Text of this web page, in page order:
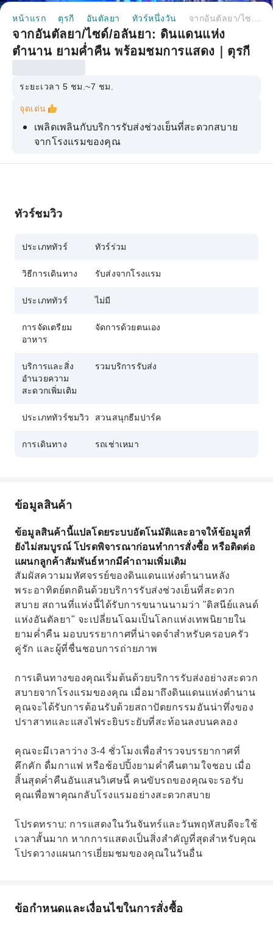
หน้าแรก ตุรกี อันตัลยา ทัวร์หนึ่งวัน
จากอันตัลยา/ไซด์/อลันยา: ดินแดนแห่ง
ตำนาน ยามค่ำคืน พร้อมชมการแสดง｜ตุรกี
ระยะเวลา 5 ชม.~7 ชม.
จุดเด่น
เพลิดเพลินกับบริการรับส่งช่วงเย็นที่สะดวกสบาย
จากโรงแรมของคุณ
สัมผัสบรรยากาศอันคึกคักของถนนช้อปปิ้งที่เต็มไป
ชอบ
ทัวร์ชมวิว
ประเภททัวร์ ทัวร์ร่วม
วิธีการเดินทาง รับส่งจากโรงแรม
ประเภททัวร์ ไม่มี
การจัดเตรียม
อาหาร
จัดการด้วยตนเอง
บริการและสิ่ง
อำนวยความ
สะดวกเพิ่มเติม
รวมบริการรับส่ง
ประเภททัวร์ชมวิว สวนสนุกธีมปาร์ค
การเดินทาง รถเช่าเหมา
ข้อมูลสินค้า
ข้อมูลสินค้านี้แปลโดยระบบอัตโนมัติและอาจให้ข้อมูลที่
ยังไม่สมบูรณ์ โปรดพิจารณาก่อนทำการสั่งซื้อ หรือติดต่อ
แผนกลูกค้าสัมพันธ์หากมีคำถามเพิ่มเติม
สัมผัสความมหัศจรรย์ของดินแดนแห่งตำนานหลัง
พระอาทิตย์ตกดินด้วยบริการรับส่งช่วงเย็นที่สะดวก
สบาย สถานที่แห่งนี้ได้รับการขนานนามว่า "ดิสนีย์แลนด์
แห่งอันตัลยา" จะเปลี่ยนโฉมเป็นโลกแห่งเทพนิยายใน
ยามค่ำคืน มอบบรรยากาศที่น่าจดจำสำหรับครอบครัว
คู่รัก และผู้ที่ชื่นชอบการถ่ายภาพ
การเดินทางของคุณเริ่มต้นด้วยบริการรับส่งอย่างสะดวก
สบายจากโรงแรมของคุณ เมื่อมาถึงดินแดนแห่งตำนาน
คุณจะได้รับการต้อนรับด้วยสถาปัตยกรรมอันน่าทึ่งของ
ปราสาทและแสงไฟระยิบระยับที่สะท้อนลงบนคลอง
คุณจะมีเวลาว่าง 3-4 ชั่วโมงเพื่อสำรวจบรรยากาศที่
คึกคัก ดื่มกาแฟ หรือช้อปปิ้งยามค่ำคืนตามใจชอบ เมื่อ
สิ้นสุดค่ำคืนอันแสนวิเศษนี้ คนขับรถของคุณจะรอรับ
คุณเพื่อพาคุณกลับโรงแรมอย่างสะดวกสบาย
โปรดทราบ: การแสดงในวันจันทร์และวันพฤหัสบดีจะใช้
เวลาสั้นมาก หากการแสดงเป็นสิ่งสำคัญที่สุดสำหรับคุณ
โปรดวางแผนการเยี่ยมชมของคุณในวันอื่น
ข้อกำหนดและเงื่อนไขในการสั่งซื้อ